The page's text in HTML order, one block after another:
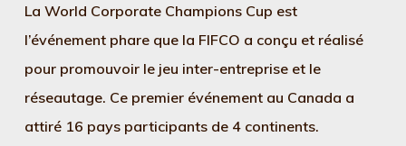
La World Corporate Champions Cup est
l’événement phare que la FIFCO a conçu et réalisé
pour promouvoir le jeu inter-entreprise et le
réseautage. Ce premier événement au Canada a
attiré 16 pays participants de 4 continents.